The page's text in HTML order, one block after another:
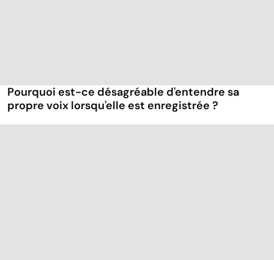
Pourquoi est-ce désagréable d'entendre sa
propre voix lorsqu'elle est enregistrée ?